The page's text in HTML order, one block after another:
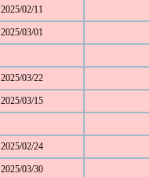
2025/02/11
2025/03/01
2025/03/22
2025/03/15
2025/02/24
2025/03/30